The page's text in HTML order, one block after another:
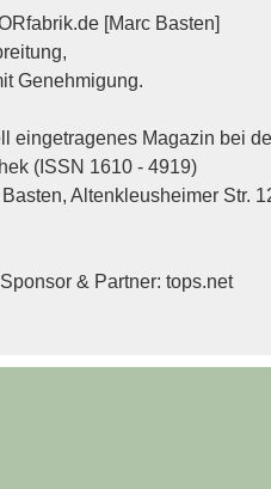
[Marc Basten]
Genehmigung.
eingetragenes Magazin bei
(ISSN 1610 - 4919)
Altenkleusheimer Str.
& Partner: tops.net